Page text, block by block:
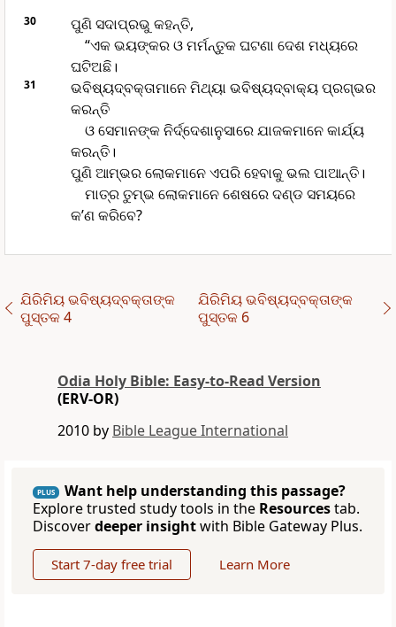
30
ପୁଣି ସଦାପ୍ରଭୁ କହନ୍ତି,
“ଏକ ଭୟଙ୍କର ଓ ମର୍ମନ୍ତୁକ ଘଟଣା ଦେଶ ମଧ୍ୟରେ
ଘଟିଅଛି।
31
ଭବିଷ୍ୟ‌ଦ୍‌ବକ୍ତାମାନେ ମିଥ୍ୟା ଭବିଷ୍ୟ‌ଦ୍‌ବାକ୍ୟ ପ୍ରଗ୍ଭର
କରନ୍ତି
ଓ ସେମାନଙ୍କ ନିର୍ଦ୍ଦେଶାନୁସାରେ ଯାଜକମାନେ କାର୍ଯ୍ୟ
କରନ୍ତି।
ପୁଣି ଆମ୍ଭର ଲୋକମାନେ ଏପରି ହେବାକୁ ଭଲ ପାଆନ୍ତି।
ମାତ୍ର ତୁମ୍ଭ ଲୋକମାନେ ଶେଷରେ ଦଣ୍ଡ ସମୟରେ
କ’ଣ କରିବେ?
ଯିରିମିୟ ଭବିଷ୍ୟ‌ଦ୍‌ବକ୍ତାଙ୍କ
ପୁସ୍ତକ 4
ଯିରିମିୟ ଭବିଷ୍ୟ‌ଦ୍‌ବକ୍ତାଙ୍କ
ପୁସ୍ତକ 6
Odia Holy Bible: Easy-to-Read Version
(ERV-OR)
2010 by Bible League International
PLUS
Want help understanding this passage?
Explore trusted study tools in the Resourcestab.
Discoverdeeper insightwith Bible Gateway Plus.
Start 7-day free trial Learn More